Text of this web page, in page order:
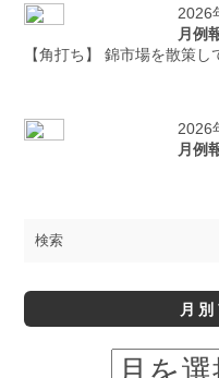
2026
月例
【角打ち】 錦市場を散策し
2026
月例
月